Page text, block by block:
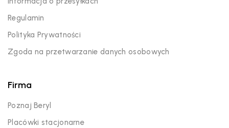
Regulamin
Polityka Prywatności
Zgoda na przetwarzanie danych osobowych
Firma
Poznaj Beryl
Placówki stacjonarne